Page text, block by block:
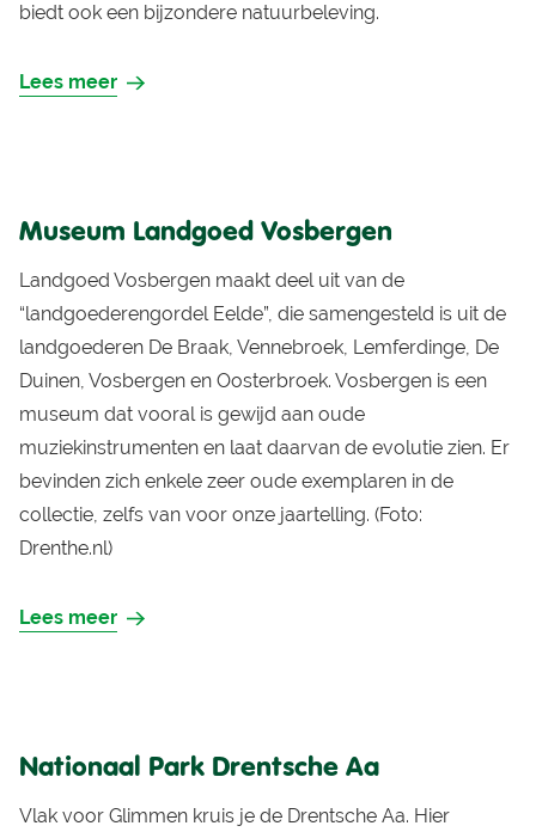
biedt ook een bijzondere natuurbeleving.
Lees meer
Museum Landgoed Vosbergen
Landgoed Vosbergen maakt deel uit van de
“landgoederengordel Eelde”, die samengesteld is uit de
landgoederen De Braak, Vennebroek, Lemferdinge, De
Duinen, Vosbergen en Oosterbroek. Vosbergen is een
museum dat vooral is gewijd aan oude
muziekinstrumenten en laat daarvan de evolutie zien. Er
bevinden zich enkele zeer oude exemplaren in de
collectie, zelfs van voor onze jaartelling. (Foto:
Drenthe.nl)
Lees meer
Nationaal Park Drentsche Aa
Vlak voor Glimmen kruis je de Drentsche Aa. Hier